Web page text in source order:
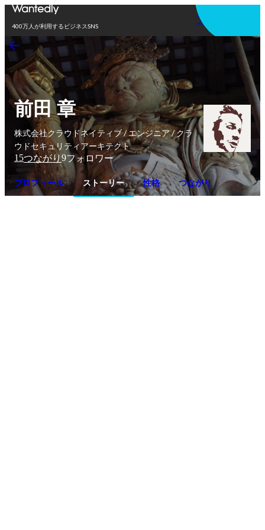
400万人が利用するビジネスSNS
アプリを使う
前田 章
株式会社クラウドネイティブ / エンジニア / クラ
ウドセキュリティアーキテクト
15つながり9フォロワー
プロフィール ストーリー 性格 つながり